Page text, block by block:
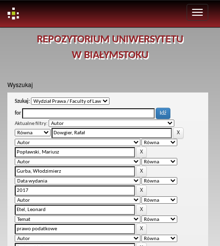
REPOZYTORIUM UNIWERSYTETU
W BIAŁYMSTOKU
Wyszukaj
Szukaj:
for
Aktualne filtry: